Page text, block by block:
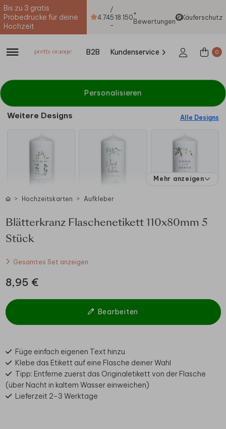
Bis zu 3 gratis
Probedrucke für deine
Hochzeit
4.74
/
5
-
18.150+
Bewertungen
Käuferschutz
B2B Kundenservice 0
Personalisieren
Weitere Designs Alle Designs
Mehr anzeigen
Hochzeitskarten Aufkleber
Blätterkranz Flaschenetikett 110x80mm 5
Stück
Gesamtes Set anzeigen
8,95 €
Bearbeiten
Füge einfach eigenen Text hinzu
Klebe das Etikett auf eine Flasche deiner Wahl
Tipp: Entferne zuerst das Originaletikett von der Flasche
(über Nacht in kaltem Wasser einweichen)
Lieferzeit 2-3 Werktage